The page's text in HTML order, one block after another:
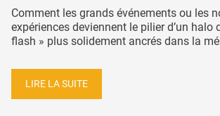
Comment les grands événements ou les
expériences deviennent le pilier d’un halo
flash » plus solidement ancrés dans la
LIRE LA SUITE